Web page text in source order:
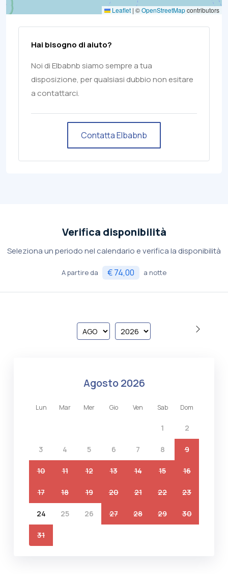
Leaflet | ©OpenStreetMapcontributors
Hai bisogno di aiuto?
Noi di Elbabnb siamo sempre a tua
disposizione, per qualsiasi dubbio non esitare
a contattarci.
Contatta Elbabnb
Verifica disponibilità
Seleziona un periodo nel calendario e verifica la disponibilità
A partire da € 74,00 a notte
agosto 2026
lun mar mer gio ven sab dom
1 2
3 4 5 6 7 8 9
10 11 12 13 14 15 16
17 18 19 20 21 22 23
24 25 26 27 28 29 30
31